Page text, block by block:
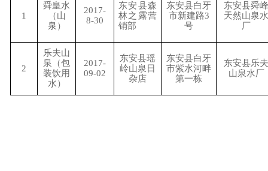
1
舜皇水
（山
泉）
2017-
8-30
东安县森
林之露营
销部
东安县白牙
市新建路3
号
东安县舜峰
天然山泉水
厂
2
乐夫山
泉（包
装饮用
水）
2017-
09-02
东安县瑶
岭山泉日
杂店
东安县白牙
市紫水河畔
第一栋
东安县乐夫
山泉水厂